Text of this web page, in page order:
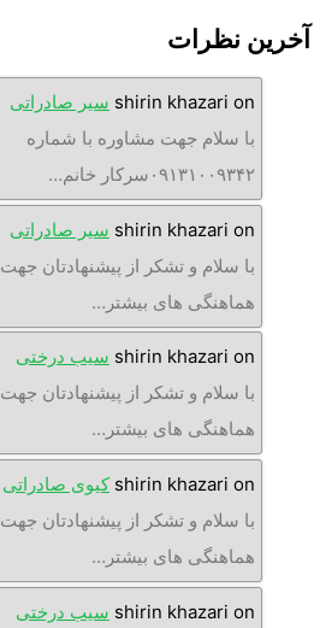
آخرین نظرات
shirin khazari on
سیر صادراتی
با سلام جهت مشاوره با شماره
۰۹۱۳۱۰۰۹۳۴۲سرکار خانم…
shirin khazari on
سیر صادراتی
با سلام و تشکر از پیشنهادتان جهت
هماهنگی های بیشتر…
shirin khazari on
سیب درختی
با سلام و تشکر از پیشنهادتان جهت
هماهنگی های بیشتر…
shirin khazari on
کیوی صادراتی
با سلام و تشکر از پیشنهادتان جهت
هماهنگی های بیشتر…
shirin khazari on
سیب درختی